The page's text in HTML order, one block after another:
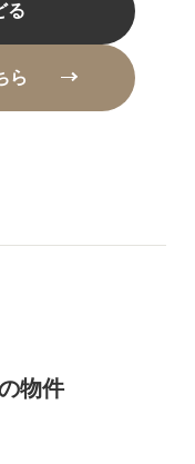
る
ら
物件